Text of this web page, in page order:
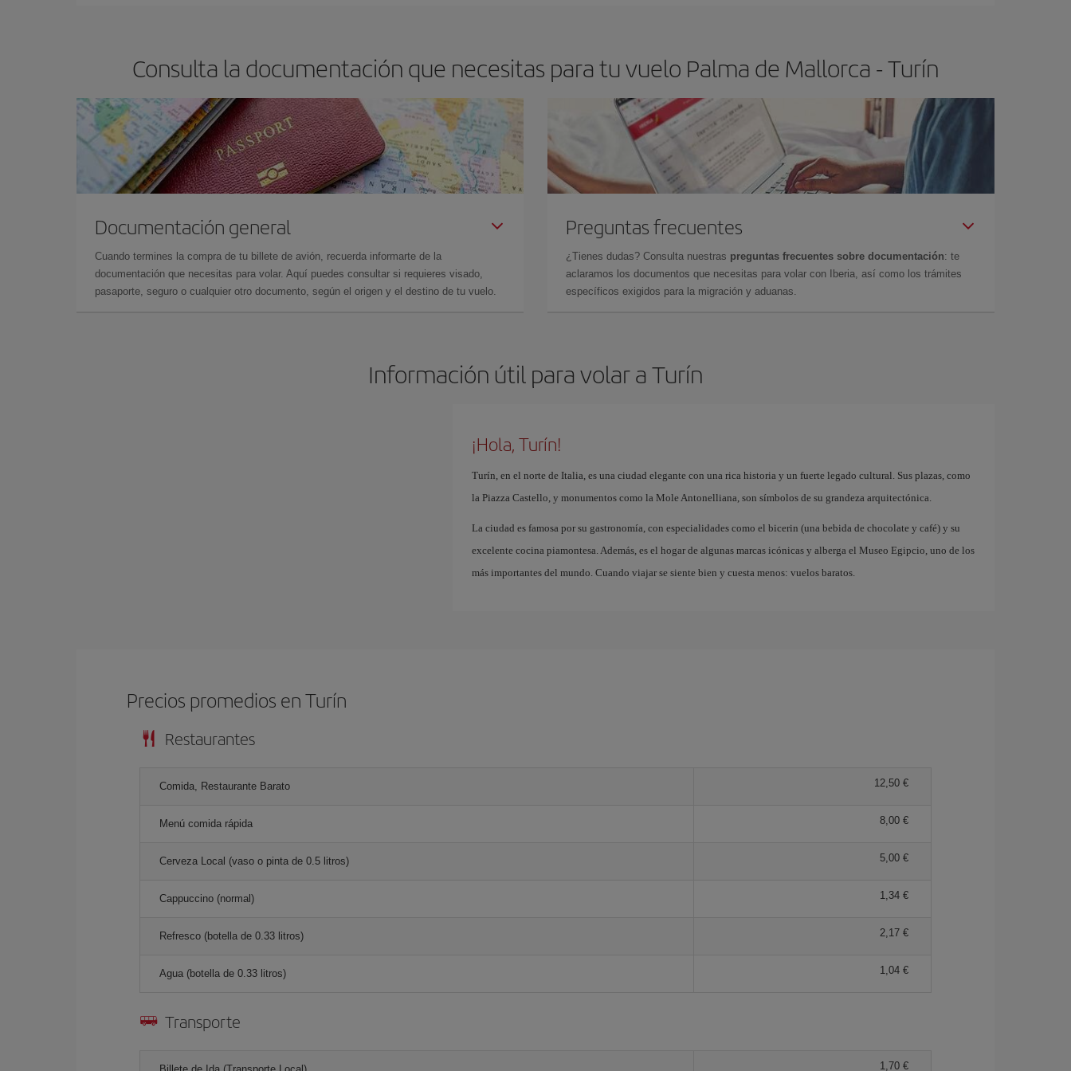
Consulta la documentación que necesitas para tu vuelo Palma de Mallorca - Turín
Documentación general
Cuando termines la compra de tu billete de avión, recuerda informarte de la
documentación que necesitas para volar. Aquí puedes consultar si requieres visado,
pasaporte, seguro o cualquier otro documento, según el origen y el destino de tu vuelo.
Preguntas frecuentes
¿Tienes dudas? Consulta nuestras preguntas frecuentes sobre documentación: te
aclaramos los documentos que necesitas para volar con Iberia, así como los trámites
específicos exigidos para la migración y aduanas.
Información útil para volar a Turín
¡Hola, Turín!
Turín, en el norte de Italia, es una ciudad elegante con una rica historia y un fuerte legado cultural. Sus plazas, como
la Piazza Castello, y monumentos como la Mole Antonelliana, son símbolos de su grandeza arquitectónica.
La ciudad es famosa por su gastronomía, con especialidades como el bicerin (una bebida de chocolate y café) y su
excelente cocina piamontesa. Además, es el hogar de algunas marcas icónicas y alberga el Museo Egipcio, uno de los
más importantes del mundo. Cuando viajar se siente bien y cuesta menos: vuelos baratos.
Precios promedios en Turín
Restaurantes
Comida, Restaurante Barato 12,50 €
Menú comida rápida 8,00 €
Cerveza Local (vaso o pinta de 0.5 litros) 5,00 €
Cappuccino (normal) 1,34 €
Refresco (botella de 0.33 litros) 2,17 €
Agua (botella de 0.33 litros) 1,04 €
Transporte
1,70 €